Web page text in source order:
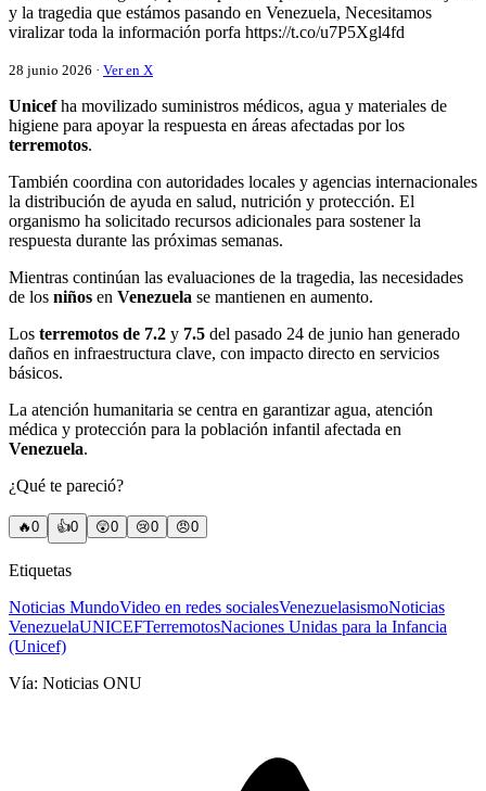
y la tragedia que estámos pasando en Venezuela, Necesitamos
viralizar toda la información porfa https://t.co/u7P5Xgl4fd
28 junio 2026 · Ver en X
Unicefha movilizado suministros médicos, agua y materiales de
higiene para apoyar la respuesta en áreas afectadas por los
terremotos.
También coordina con autoridades locales y agencias internacionales
la distribución de ayuda en salud, nutrición y protección. El
organismo ha solicitado recursos adicionales para sostener la
respuesta durante las próximas semanas.
Mientras continúan las evaluaciones de la tragedia, las necesidades
de los niños en Venezuela se mantienen en aumento.
Los terremotos de 7.2 y 7.5 del pasado 24 de junio han generado
daños en infraestructura clave, con impacto directo en servicios
básicos.
La atención humanitaria se centra en garantizar agua, atención
médica y protección para la población infantil afectada en
Venezuela.
¿Qué te pareció?
🔥0 👍0 😲0 😢0 😠0
Etiquetas
Noticias MundoVideo en redes socialesVenezuelasismoNoticias
VenezuelaUNICEFTerremotosNaciones Unidas para la Infancia
(Unicef)
Vía: Noticias ONU